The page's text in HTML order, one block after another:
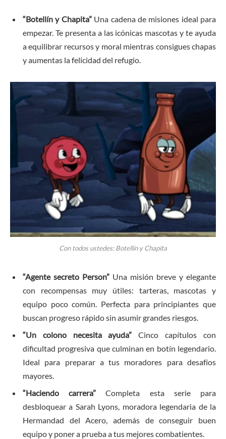
“Botellín y Chapita”Una cadena de misiones ideal para
empezar. Te presenta a las icónicas mascotas y te ayuda
a equilibrar recursos y moral mientras consigues chapas
y aumentas la felicidad del refugio.
Con todos ustedes: Botellín y Chapita
“Agente secreto Person” Una misión breve y elegante
con recompensas muy útiles: tarteras, mascotas y
equipo poco común. Perfecta para principiantes que
buscan progreso rápido sin asumir grandes riesgos.
“Un colono necesita ayuda” Cinco capítulos con
dificultad progresiva que culminan en botín legendario.
Ideal para preparar a tus moradores para desafíos
mayores.
“Haciendo carrera” Completa esta serie para
desbloquear a Sarah Lyons, moradora legendaria de la
Hermandad del Acero, además de conseguir buen
equipo y poner a prueba a tus mejores combatientes.